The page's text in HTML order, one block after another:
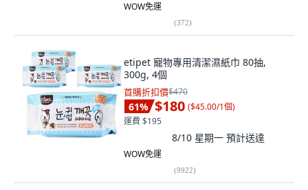
WOW免運
(372)
etipet 寵物專用清潔濕紙巾 80抽,
300g, 4個
首購折扣價$470
61% $180 ($45.00/1個)
運費 $195
8/10 星期一 預計送達
WOW免運
(9922)